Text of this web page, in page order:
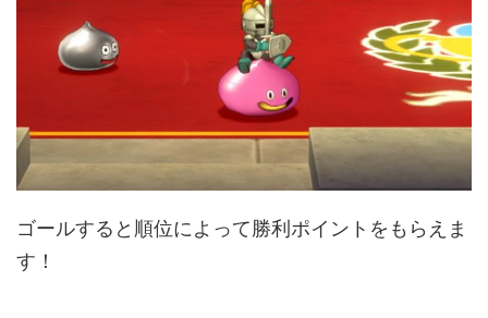
ゴールすると順位によって勝利ポイントをもらえま
す！